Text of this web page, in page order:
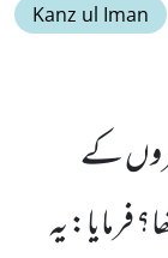
Kanz ul Iman
کے
فرمایا: یہ